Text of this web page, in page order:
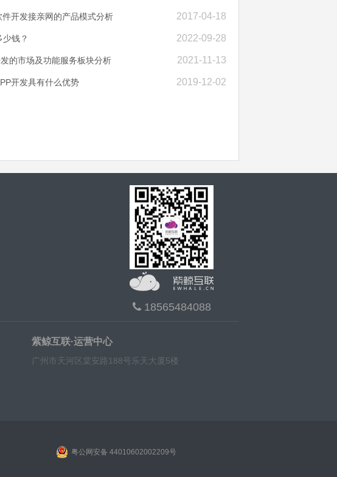
2017-04-18
开发接亲网的产品模式分析
2022-09-28
钱？
2021-11-13
的市场及功能服务板块分析
2019-12-02
开发具有什么优势
18565484088
紫鲸互联·运营中心
广州市天河区棠安路188号乐天大厦5楼
粤公网安备 44010602002209号